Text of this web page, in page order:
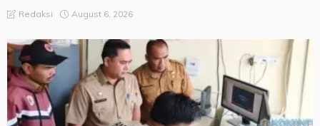
Redaksi August 6, 2026